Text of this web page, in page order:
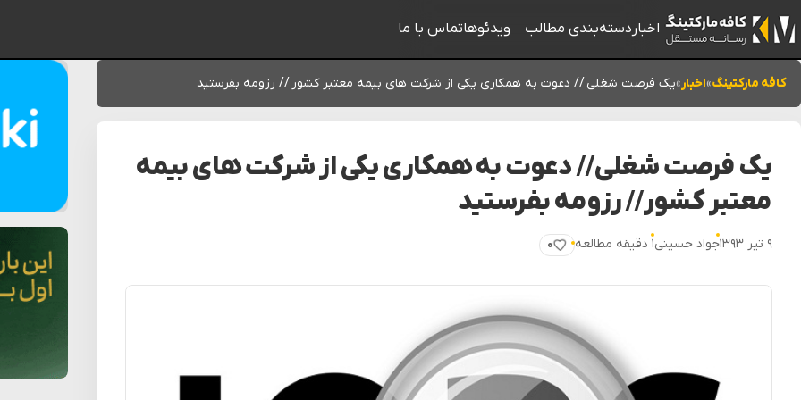
اخبار دسته‌بندی مطالب ویدئوهاتماس با ما
کافه مارکتینگ»اخبار»یک فرصت شغلی // دعوت به همکاری یکی از شرکت های بیمه معتبر کشور // رزومه بفرستید
یک فرصت شغلی // دعوت به همکاری یکی از شرکت های بیمه
معتبر کشور // رزومه بفرستید
۹ تیر ۱۳۹۳ جواد حسینی۱ دقیقه مطالعه ۰
پسندیدن